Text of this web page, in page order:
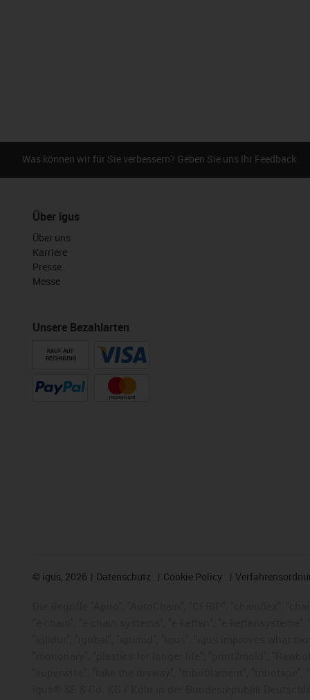
Was können wir für Sie verbessern? Geben Sie uns Ihr Feedback.
Über igus
Über uns
Karriere
Presse
Messe
Unsere Bezahlarten
KAUF AUF
RECHNUNG
© igus, 2026 Datenschutz Cookie Policy